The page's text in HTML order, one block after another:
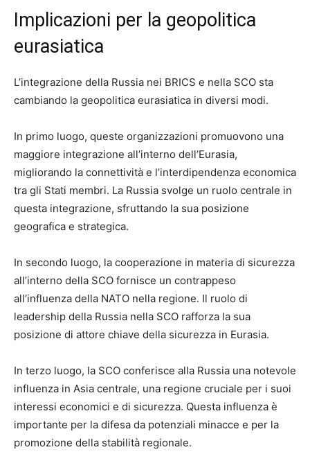
Implicazioni per la geopolitica
eurasiatica
L’integrazione della Russia nei BRICS e nella SCO sta
cambiando la geopolitica eurasiatica in diversi modi.
In primo luogo, queste organizzazioni promuovono una
maggiore integrazione all’interno dell’Eurasia,
migliorando la connettività e l’interdipendenza economica
tra gli Stati membri. La Russia svolge un ruolo centrale in
questa integrazione, sfruttando la sua posizione
geografica e strategica.
In secondo luogo, la cooperazione in materia di sicurezza
all’interno della SCO fornisce un contrappeso
all’influenza della NATO nella regione. Il ruolo di
leadership della Russia nella SCO rafforza la sua
posizione di attore chiave della sicurezza in Eurasia.
In terzo luogo, la SCO conferisce alla Russia una notevole
influenza in Asia centrale, una regione cruciale per i suoi
interessi economici e di sicurezza. Questa influenza è
importante per la difesa da potenziali minacce e per la
promozione della stabilità regionale.